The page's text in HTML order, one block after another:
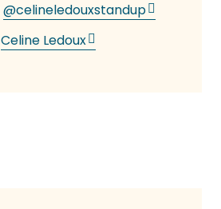
@celineledouxstandup
Celine Ledoux